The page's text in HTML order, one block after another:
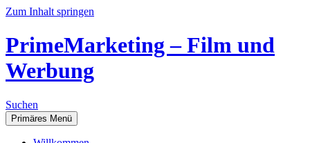
Zum Inhalt springen
PrimeMarketing – Film und
Werbung
Suchen
Primäres Menü